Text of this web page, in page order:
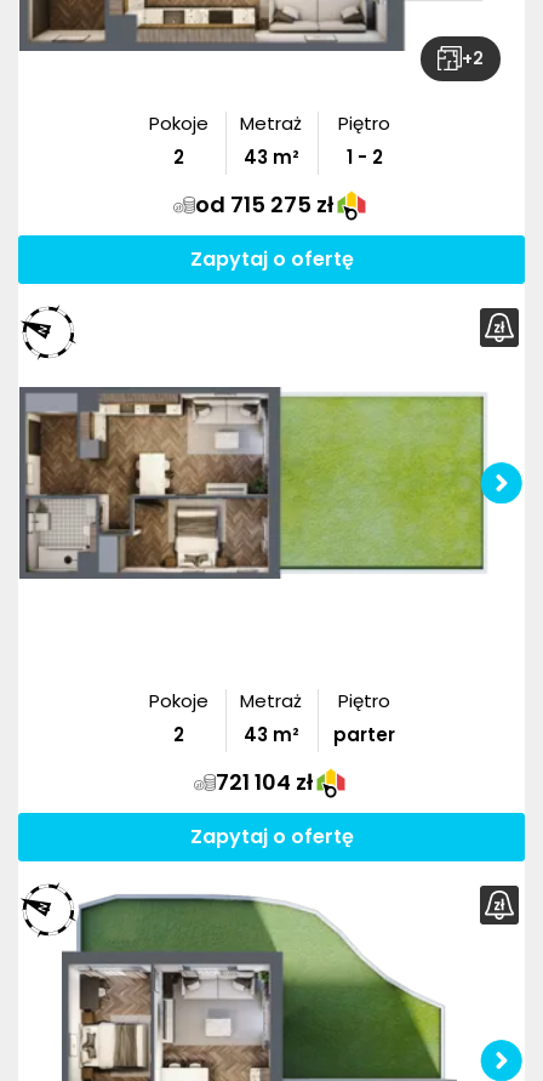
+2
Pokoje
2
Metraż
43m²
Piętro
1 - 2
od 715 275 zł
Zapytaj o ofertę
Pokoje
2
Metraż
43m²
Piętro
parter
721 104 zł
Zapytaj o ofertę